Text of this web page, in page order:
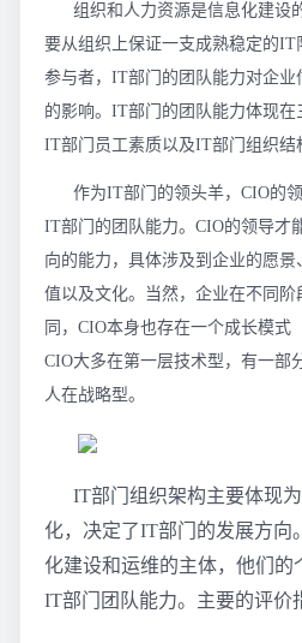
组织和人力资源是信息化建设
要从组织上保证一支成熟稳定的
参与者，IT部门的团队能力对企
的影响。IT部门的团队能力体现在
IT部门员工素质以及IT部门组织结
作为IT部门的领头羊，CIO的
IT部门的团队能力。CIO的领导才
向的能力，具体涉及到企业的愿
值以及文化。当然，企业在不同阶
同，CIO本身也存在一个成长模式
CIO大多在第一层技术型，有一部
人在战略型。
IT部门组织架构主要体现
化，决定了IT部门的发展方向
化建设和运维的主体，他们的
IT部门团队能力。主要的评价